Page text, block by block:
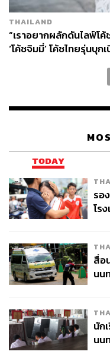
กำหนดเอง โค้ชมีบทบา
ต่อมาความหมายจะเริ่ม
ด้าน แครธริน ทรงพั
วิทยาศาสตร์ในการตัดสิ
Sciences) และเจ้าของ
เสริมว่าคำว่า “โค้ช” เ
ประเทศอังกฤษ โดยใน
“มันเกิดการตั้งข้อสังเ
จากทีมกีฬาทีมใดทีมหนึ่
ที่ดีขึ้นหรือแย่ลงได้ทั้งหม
การสอนและเทรนนักกีฬ
แข่งขันที่ต้องการ หลังจ
มาแตกแยกย่อยประยุกต์
ขณะที่ไลฟ์โค้ช (Life
มีศาสตร์ในการไกด์แน
ถึงวิธีการแก้ปัญหาและก
ไปยังตัวผู้ที่รับการโค้ช
ตัวเอง โค้ชจะไม่มีสิทธิ
ความคิดของตัวเองแต่อ
ปรึกษาไลฟ์โค้ชว่าเกิดค
THAILAND
“เราอยากผลักดันไลฟ์โค้
‘โค้ชจิมมี่’ โค้ชไทยรุ่นบุ
TODAY
รอ
โร
สื่อ
นน
นัก
นน